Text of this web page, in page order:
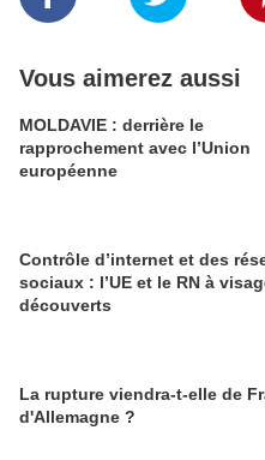
Vous aimerez aussi
MOLDAVIE : derrière le
rapprochement avec l’Union
européenne
Contrôle d’internet et des
sociaux : l’UE et le RN à
découverts
La rupture viendra-t-elle de
d'Allemagne ?